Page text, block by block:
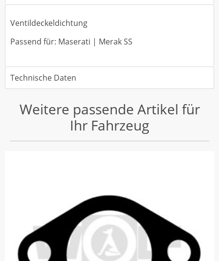
Ventildeckeldichtung
Passend für: Maserati | Merak SS
Technische Daten
Weitere passende Artikel für
Ihr Fahrzeug